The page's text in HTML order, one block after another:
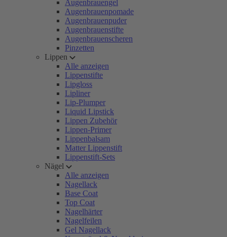
Augenbrauengel
Augenbrauenpomade
Augenbrauenpuder
Augenbrauenstifte
Augenbrauenscheren
Pinzetten
Lippen
Alle anzeigen
Lippenstifte
Lipgloss
Lipliner
Lip-Plumper
Liquid Lipstick
Lippen Zubehör
Lippen-Primer
Lippenbalsam
Matter Lippenstift
Lippenstift-Sets
Nägel
Alle anzeigen
Nagellack
Base Coat
Top Coat
Nagelhärter
Nagelfeilen
Gel Nagellack